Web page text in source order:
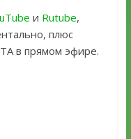
и Rutube,
плюс
в прямом эфире.